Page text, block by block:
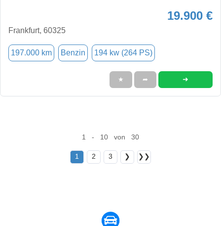
19.900 €
Frankfurt, 60325
197.000 km Benzin 194 kw (264 PS)
★ ➦ ➜
1 - 10 von 30
1 2 3 ❯ ❯❯